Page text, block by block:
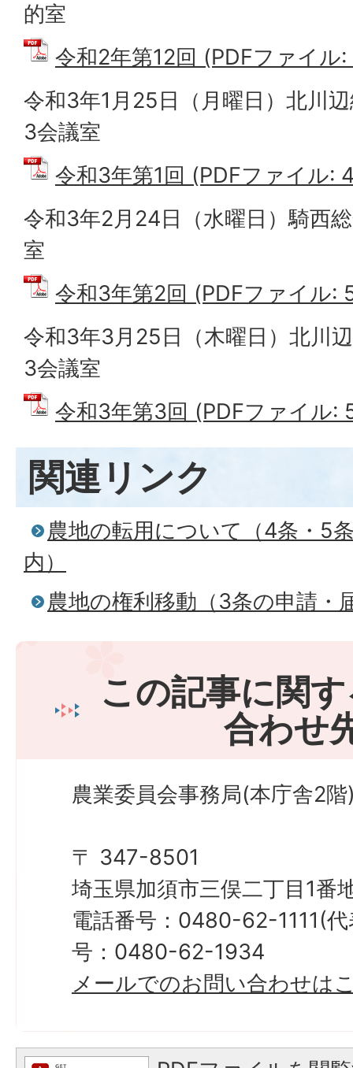
的室
令和2年第12回 (PDFファイル
令和3年1月25日（月曜日）北川
3会議室
令和3年第1回 (PDFファイル:
令和3年2月24日（水曜日）騎西
室
令和3年第2回 (PDFファイル:
令和3年3月25日（木曜日）北川
3会議室
令和3年第3回 (PDFファイル:
関連リンク
農地の転用について（4条・5
内）
農地の権利移動（3条の申請・
この記事に関
合わせ
農業委員会事務局(本庁舎2階
〒 347-8501
埼玉県加須市三俣二丁目1番
電話番号：0480-62-1111(
号：0480-62-1934
メールでのお問い合わせは